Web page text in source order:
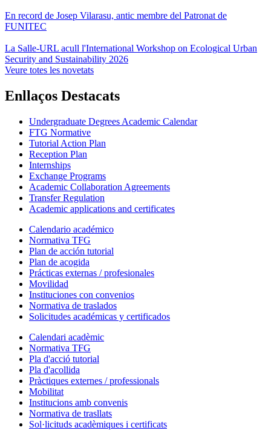
En record de Josep Vilarasu, antic membre del Patronat de
FUNITEC
La Salle-URL acull l'International Workshop on Ecological Urban
Security and Sustainability 2026
Veure totes les novetats
Enllaços Destacats
Undergraduate Degrees Academic Calendar
FTG Normative
Tutorial Action Plan
Reception Plan
Internships
Exchange Programs
Academic Collaboration Agreements
Transfer Regulation
Academic applications and certificates
Calendario académico
Normativa TFG
Plan de acción tutorial
Plan de acogida
Prácticas externas / profesionales
Movilidad
Instituciones con convenios
Normativa de traslados
Solicitudes académicas y certificados
Calendari acadèmic
Normativa TFG
Pla d'acció tutorial
Pla d'acollida
Pràctiques externes / professionals
Mobilitat
Institucions amb convenis
Normativa de trasllats
Sol·licituds acadèmiques i certificats